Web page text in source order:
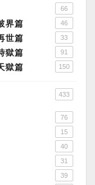
66
界篇 46
世篇 33
獄篇 91
獄篇 150
433
76
15
40
31
39